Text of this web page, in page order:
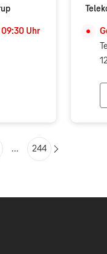
09:30 Uhr
Hiltrup
... 244